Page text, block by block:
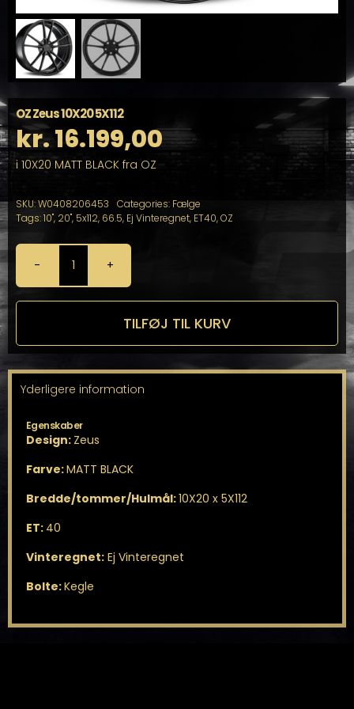
OZ Zeus 10X20 5X112
kr.16.199,00
i 10X20 MATT BLACK fra OZ
SKU:W0408206453 Categories: Fælge
Tags:10", 20", 5x112, 66.5, Ej Vinteregnet, ET40,OZ
OZ
Zeus
10X20
TILFØJ TIL KURV
Yderligere information
Egenskaber
Design: Zeus
Farve:MATT BLACK
Bredde/tommer/Hulmål:10X20 x 5X112
ET: 40
Vinteregnet:Ej Vinteregnet
Bolte:Kegle